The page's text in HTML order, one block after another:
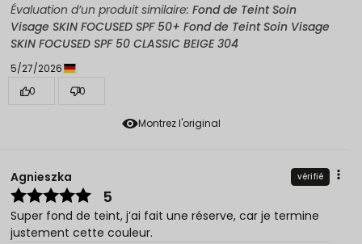
Montrez l'original
Évaluation d’un produit similaire: Fond de Teint Soin
Visage SKIN FOCUSED SPF 50+ Fond de Teint Soin Visage
SKIN FOCUSED SPF 50 CLASSIC BEIGE 304
5/27/2026
0
0
Agnieszka vérifié
5
Super fond de teint, j’ai fait une réserve, car je termine
justement cette couleur.